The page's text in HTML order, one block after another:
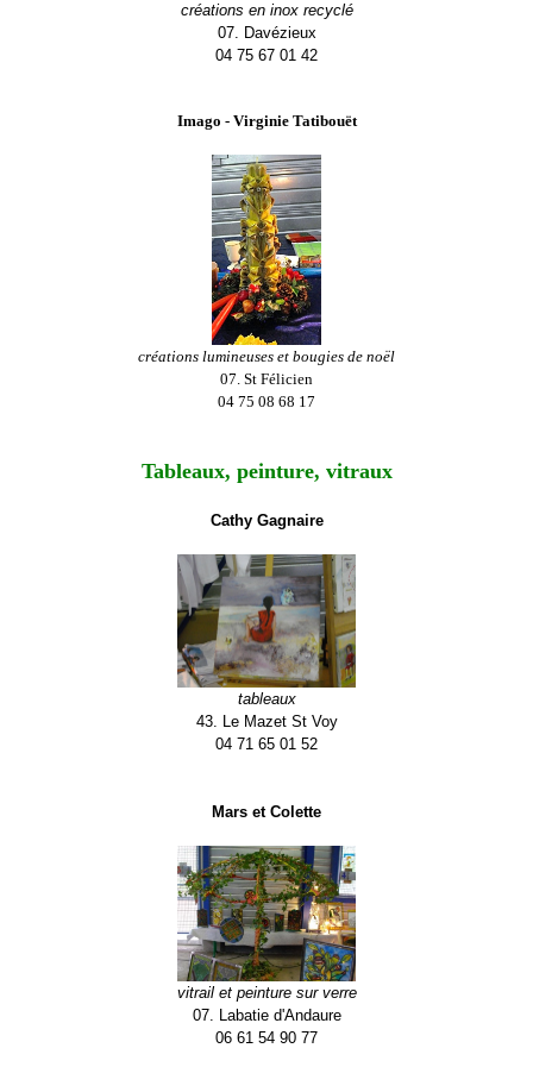
créations en inox recyclé
07. Davézieux
04 75 67 01 42
Imago - Virginie Tatibouët
créations lumineuses et bougies de noël
07. St Félicien
04 75 08 68 17
Tableaux, peinture, vitraux
Cathy Gagnaire
tableaux
43. Le Mazet St Voy
04 71 65 01 52
Mars et Colette
vitrail et peinture sur verre
07. Labatie d'Andaure
06 61 54 90 77